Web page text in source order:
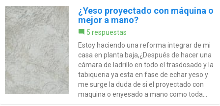
¿Yeso proyectado con máquina o
mejor a mano?
5 respuestas
Estoy haciendo una reforma integrar de mi
casa en planta baja,¿Después de hacer una
cámara de ladrillo en todo el trasdosado y la
tabiqueria ya esta en fase de echar yeso y
me surge la duda de si el proyectado con
maquina o enyesado a mano como toda...